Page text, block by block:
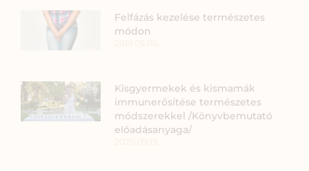
Felfázás kezelése természetes
módon
Kisgyermekek és kismamák
immunerősítése természetes
módszerekkel /Könyvbemutató
előadásanyaga/